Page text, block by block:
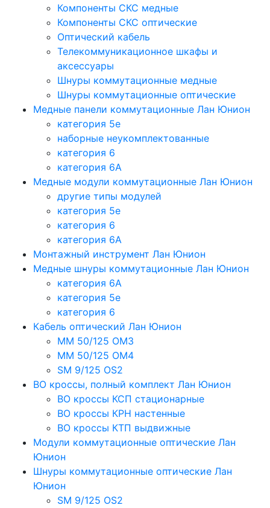
Компоненты СКС медные
Компоненты СКС оптические
Оптический кабель
Телекоммуникационное шкафы и
аксессуары
Шнуры коммутационные медные
Шнуры коммутационные оптические
Медные панели коммутационные Лан Юнион
категория 5e
наборные неукомплектованные
категория 6
категория 6A
Медные модули коммутационные Лан Юнион
другие типы модулей
категория 5е
категория 6
категория 6A
Монтажный инструмент Лан Юнион
Медные шнуры коммутационные Лан Юнион
категория 6A
категория 5e
категория 6
Кабель оптический Лан Юнион
MM 50/125 OM3
MM 50/125 OM4
SM 9/125 OS2
ВО кроссы, полный комплект Лан Юнион
ВО кроссы КСП стационарные
ВО кроссы КРН настенные
ВО кроссы КТП выдвижные
Модули коммутационные оптические Лан
Юнион
Шнуры коммутационные оптические Лан
Юнион
SM 9/125 OS2